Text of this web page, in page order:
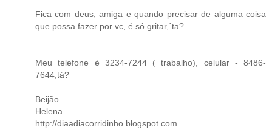
Fica com deus, amiga e quando precisar de alguma coisa
que possa fazer por vc, é só gritar,´ta?
Meu telefone é 3234-7244 ( trabalho), celular - 8486-
7644,tá?
Beijão
Helena
http://diaadiacorridinho.blogspot.com